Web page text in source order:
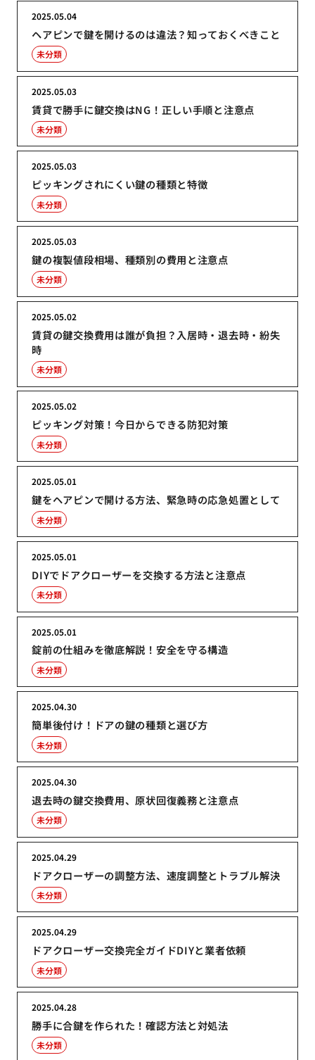
ヘアピンで鍵を開けるのは違法？知っておくべきこと
2025.05.04
未分類
賃貸で勝手に鍵交換はNG！正しい手順と注意点
2025.05.03
未分類
ピッキングされにくい鍵の種類と特徴
2025.05.03
未分類
鍵の複製値段相場、種類別の費用と注意点
2025.05.03
未分類
賃貸の鍵交換費用は誰が負担？入居時・退去時・紛失
時
2025.05.02
未分類
ピッキング対策！今日からできる防犯対策
2025.05.02
未分類
鍵をヘアピンで開ける方法、緊急時の応急処置として
2025.05.01
未分類
DIYでドアクローザーを交換する方法と注意点
2025.05.01
未分類
錠前の仕組みを徹底解説！安全を守る構造
2025.05.01
未分類
簡単後付け！ドアの鍵の種類と選び方
2025.04.30
未分類
退去時の鍵交換費用、原状回復義務と注意点
2025.04.30
未分類
ドアクローザーの調整方法、速度調整とトラブル解決
2025.04.29
未分類
ドアクローザー交換完全ガイドDIYと業者依頼
2025.04.29
未分類
勝手に合鍵を作られた！確認方法と対処法
2025.04.28
未分類